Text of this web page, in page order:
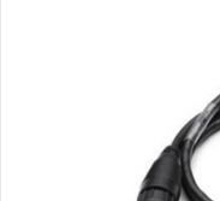
HonWave - Gummibåtar
Honda - Elverk & Pumpar